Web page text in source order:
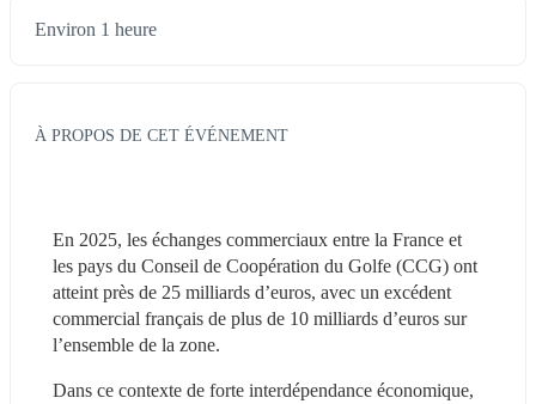
Environ 1 heure
À PROPOS DE CET ÉVÉNEMENT
En 2025, les échanges commerciaux entre la France et
les pays du Conseil de Coopération du Golfe (CCG) ont
atteint près de 25 milliards d’euros, avec un excédent
commercial français de plus de 10 milliards d’euros sur
l’ensemble de la zone.
Dans ce contexte de forte interdépendance économique,